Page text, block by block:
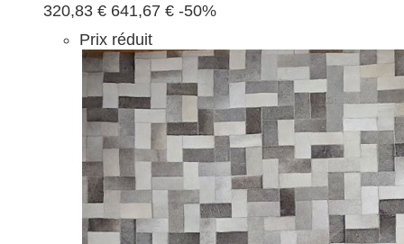
320,83 € 641,67 € -50%
Prix réduit